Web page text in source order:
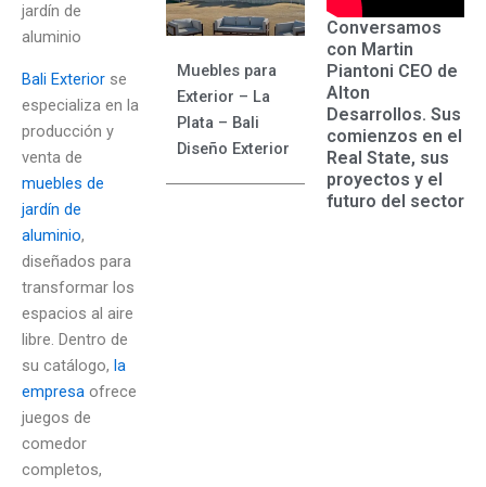
jardín de
aluminio
Bali Exterior se
especializa en la
producción y
venta de
muebles de
jardín de
aluminio,
diseñados para
transformar los
espacios al aire
libre. Dentro de
su catálogo, la
empresa ofrece
juegos de
comedor
completos,
Muebles para
Exterior – La
Plata – Bali
Diseño Exterior
Conversamos
con Martin
Piantoni CEO de
Alton
Desarrollos. Sus
comienzos en el
Real State, sus
proyectos y el
futuro del sector